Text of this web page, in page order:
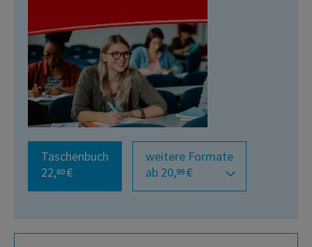
Taschenbuch
22,60 €
weitere Formate
ab 20,99 €